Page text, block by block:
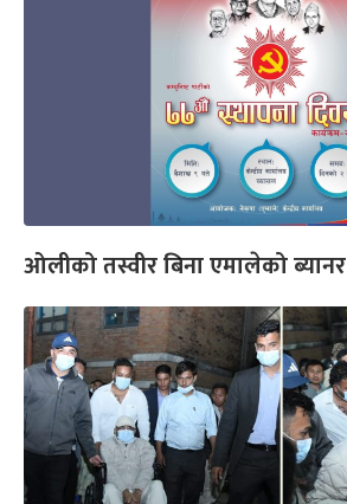
ओलीको तस्वीर बिना एमालेको ब्यानर